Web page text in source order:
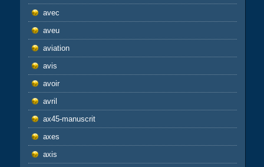
avec
aveu
aviation
avis
avoir
avril
ax45-manuscrit
axes
axis